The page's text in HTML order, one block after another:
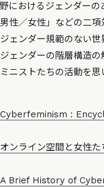
におけるジェンダー
性／女性」などの二
ェンダー規範のない世
ェンダーの階層構造
ニストたちの活動を
Cyberfeminism :
オンライン空間と女性
A Brief History of